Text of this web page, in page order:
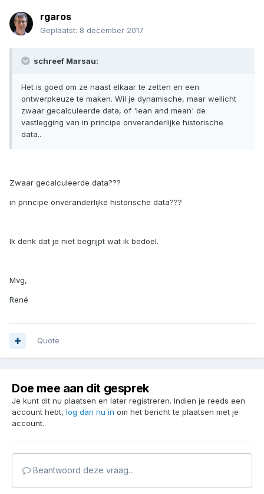
rgaros
Geplaatst: 8 december 2017
schreef Marsau:
Het is goed om ze naast elkaar te zetten en een
ontwerpkeuze te maken. Wil je dynamische, maar wellicht
zwaar gecalculeerde data, of 'lean and mean' de
vastlegging van in principe onveranderlijke historische
data..
Zwaar gecalculeerde data???
in principe onveranderlijke historische data???
Ik denk dat je niet begrijpt wat ik bedoel.
Mvg,
René
Quote
Doe mee aan dit gesprek
Je kunt dit nu plaatsen en later registreren. Indien je reeds een
account hebt, log dan nu in om het bericht te plaatsen met je
account.
Beantwoord deze vraag...